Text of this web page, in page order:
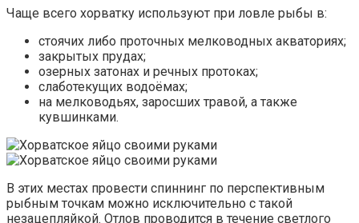
Чаще всего хорватку используют при ловле рыбы в:
стоячих либо проточных мелководных акваториях;
закрытых прудах;
озерных затонах и речных протоках;
слаботекущих водоёмах;
на мелководьях, заросших травой, а также
кувшинками.
В этих местах провести спиннинг по перспективным
рыбным точкам можно исключительно с такой
незацепляйкой. Отлов проводится в течение светлого